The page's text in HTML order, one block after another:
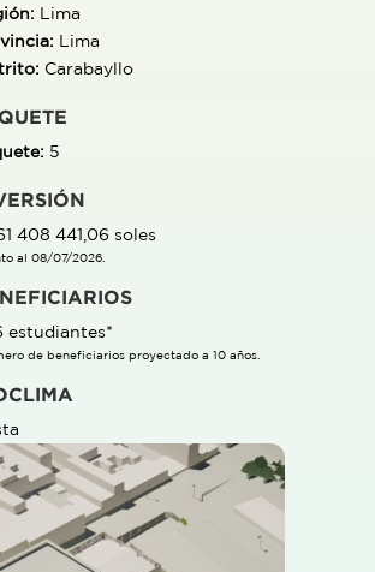
Lima
Lima
Carabayllo
5
408 441,06 soles
al 08/07/2026.
estudiantes*
de beneficiarios proyectado a 10 años.